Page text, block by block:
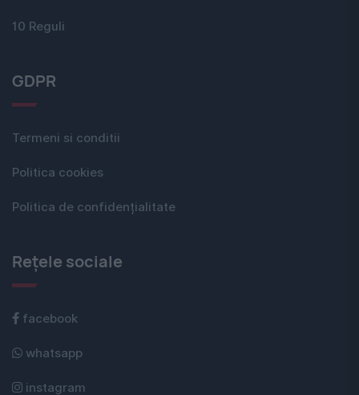
10 Reguli
GDPR
Termeni si conditii
Politica cookies
Politica de confidențialitate
Rețele sociale
facebook
whatsapp
instagram